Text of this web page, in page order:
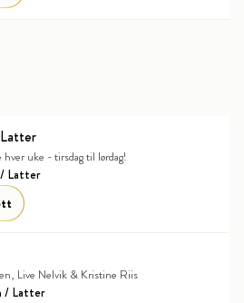
uke - tirsdag til lørdag!
/ Latter
Live Nelvik & Kristine Riis
/ Latter